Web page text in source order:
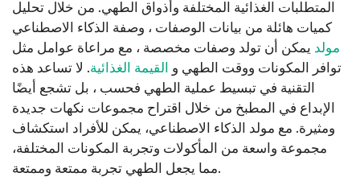
المتطلبات الغذائية المختلفة وأذواق الطهي. من خلال تحليل
كميات هائلة من بيانات الوصفات ، وصفة الذكاء الاصطناعي
مولد يمكن أن تولد وصفات مخصصة ، مع مراعاة عوامل مثل
توافر المكونات ووقت الطهي و
القيمة الغذائية. لا تساعد هذه
التقنية في تبسيط عملية الطهي فحسب ، بل تشجع أيضًا
الإبداع في المطبخ من خلال اقتراح مجموعات نكهات جديدة
ومثيرة. مع مولد الذكاء الاصطناعي، يمكن للأفراد استكشاف
مجموعة واسعة من المأكولات وتجربة المكونات المختلفة،
مما يجعل الطهي تجربة ممتعة وممتعة.